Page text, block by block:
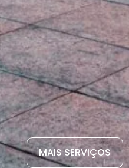
MAIS SERVIÇOS